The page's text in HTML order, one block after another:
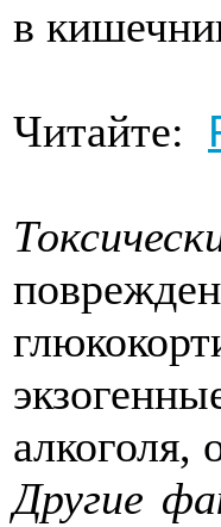
в
Читайте:
алкоголя,
Другие